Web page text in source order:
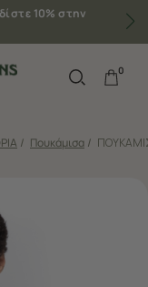
10% στην
0
/ Πουκάμισα /